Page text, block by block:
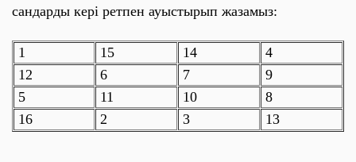
сандарды кері ретпен ауыстырып жазамыз:
1 15 14
4
12
6 7
9
5
11 10
8
16
2 3 13